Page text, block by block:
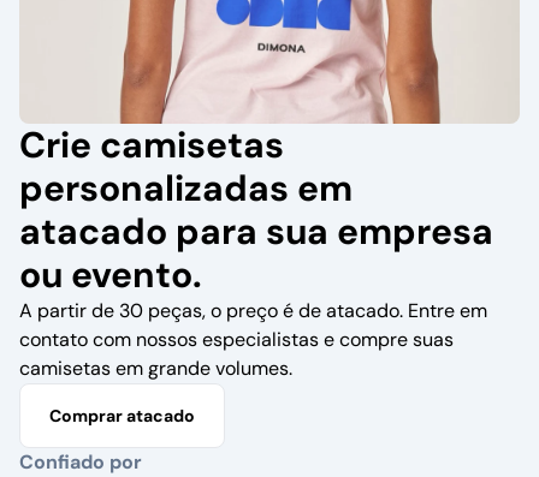
Crie camisetas
personalizadas em
atacado para sua empresa
ou evento.
A partir de 30 peças, o preço é de atacado. Entre em
contato com nossos especialistas e compre suas
camisetas em grande volumes.
Comprar atacado
Confiado por